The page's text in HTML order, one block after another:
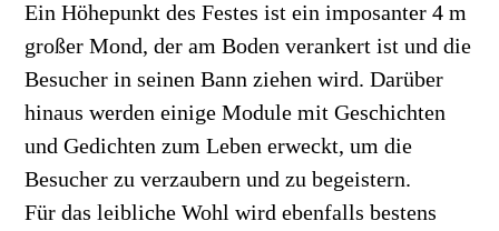
Ein Höhepunkt des Festes ist ein imposanter 4 m
großer Mond, der am Boden verankert ist und die
Besucher in seinen Bann ziehen wird. Darüber
hinaus werden einige Module mit Geschichten
und Gedichten zum Leben erweckt, um die
Besucher zu verzaubern und zu begeistern.
Für das leibliche Wohl wird ebenfalls bestens